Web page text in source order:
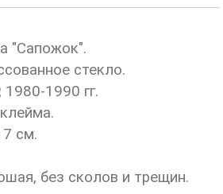
"Сапожок".
стекло.
1990 гг.
7 см.
без сколов и трещин.